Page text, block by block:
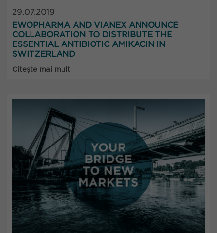
29.07.2019
EWOPHARMA AND VIANEX ANNOUNCE
COLLABORATION TO DISTRIBUTE THE
ESSENTIAL ANTIBIOTIC AMIKACIN IN
SWITZERLAND
Citește mai mult